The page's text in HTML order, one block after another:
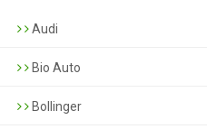
Audi
Bio Auto
Bollinger